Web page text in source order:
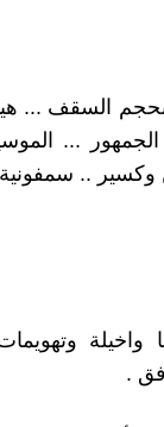
السقف ...
...
وكسير ..
.